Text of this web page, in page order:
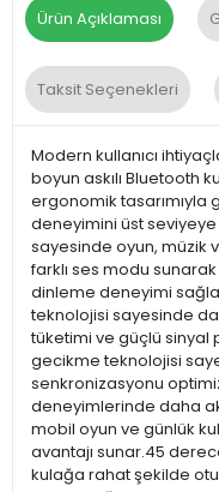
Ürün Açıklaması
Taksit Seçenekleri
Modern kullanıcı
boyun askılı Bluetooth
ergonomik tasarımıyla
deneyimini üst seviyeye
sayesinde oyun, müzik
farklı ses modu
dinleme deneyimi
teknolojisi sayesinde
tüketimi ve güçlü sinyal
gecikme teknolojisi
senkronizasyonu
deneyimlerinde daha
mobil oyun ve günlük
avantajı sunar.45
kulağa rahat şekilde